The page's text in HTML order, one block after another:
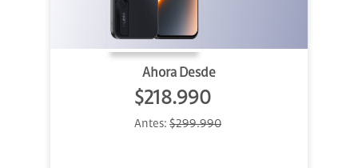
Ahora Desde
$218.990
Antes: $299.990